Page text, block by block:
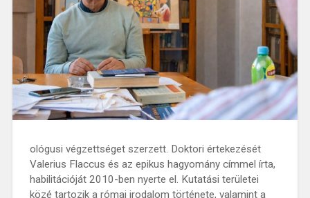
ológusi végzettséget szerzett. Doktori értekezését
Valerius Flaccus és az epikus hagyomány címmel írta,
habilitációját 2010-ben nyerte el. Kutatási területei
közé tartozik a római irodalom története, valamint a